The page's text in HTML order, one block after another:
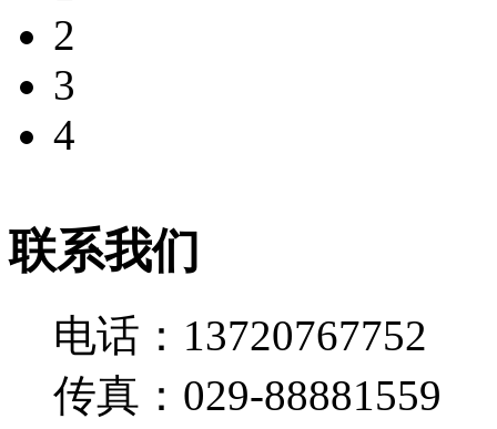
2
3
4
联系我们
电话：13720767752
传真：029-88881559